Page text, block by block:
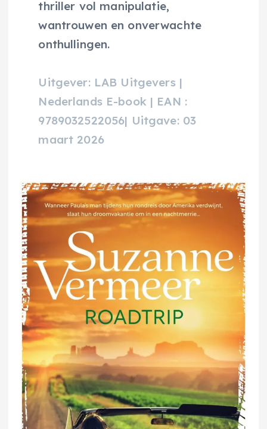
thriller vol manipulatie,
wantrouwen en onverwachte
onthullingen.
Uitgever: LAB Uitgevers |
Nederlands E-book | EAN :
9789032522056| Uitgave: 03
maart 2026